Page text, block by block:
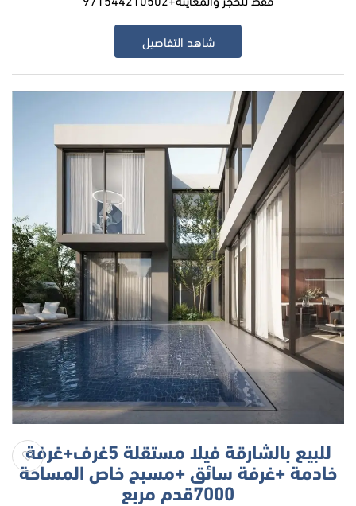
شاهد التفاصيل
للبيع بالشارقة فيلا مستقلة 5غرف+غرفة
خادمة +غرفة سائق +مسبح خاص المساحة
7000قدم مربع